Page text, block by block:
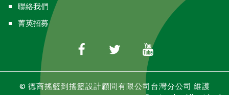
聯絡我們
菁英招募
© 德商搖籃到搖籃設計顧問有限公司台灣分公司 維護